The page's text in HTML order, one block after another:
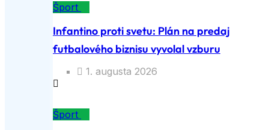
Šport
Infantino proti svetu: Plán na predaj
futbalového biznisu vyvolal vzburu
1. augusta 2026
Šport